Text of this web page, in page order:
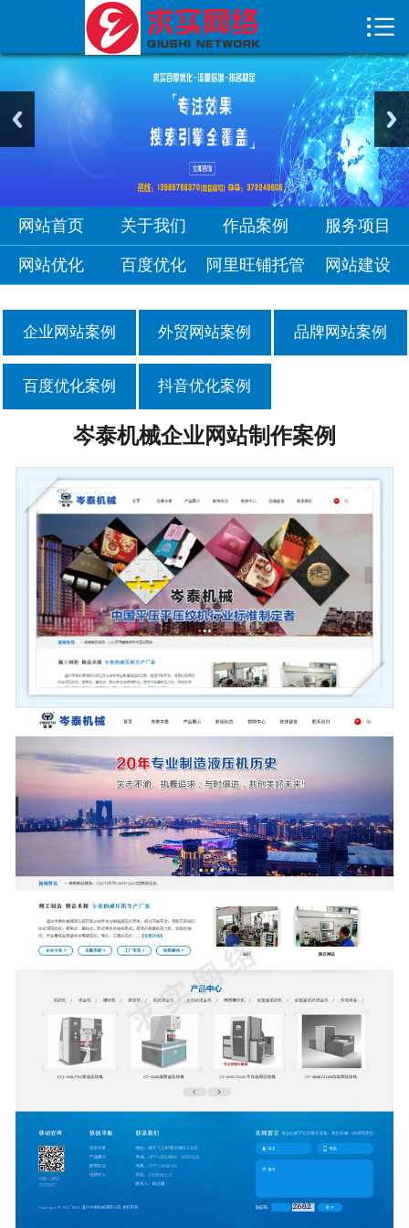
作品案例
服务项目
网站优化

网站首页 关于我们 作品案例 服务项目
网站优化 百度优化 阿里旺铺托管 网站建设
企业网站案例 外贸网站案例 品牌网站案例
百度优化案例 抖音优化案例
岑泰机械企业网站制作案例